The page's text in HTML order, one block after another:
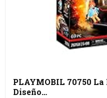
PLAYMOBIL 70750
Diseño…